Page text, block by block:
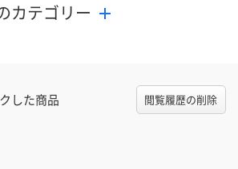
カテゴリー
した商品 閲覧履歴の削除